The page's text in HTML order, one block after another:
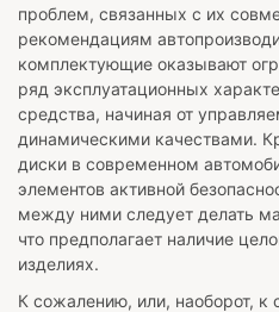
проблем, связанных с их
рекомендациям
комплектующие оказывают
ряд эксплуатационных
средства, начиная от
динамическими качествами.
диски в современном
элементов активной
между ними следует делать
что предполагает наличие
изделиях.
К сожалению, или, наоборот, к